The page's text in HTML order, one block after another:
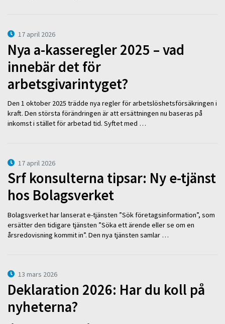
17 april 2026
Nya a-kasseregler 2025 – vad
innebär det för
arbetsgivarintyget?
Den 1 oktober 2025 trädde nya regler för arbetslöshetsförsäkringen i
kraft. Den största förändringen är att ersättningen nu baseras på
inkomst i stället för arbetad tid. Syftet med …
17 april 2026
Srf konsulterna tipsar: Ny e-tjänst
hos Bolagsverket
Bolagsverket har lanserat e-tjänsten ”Sök företagsinformation”, som
ersätter den tidigare tjänsten ”Söka ett ärende eller se om en
årsredovisning kommit in”. Den nya tjänsten samlar …
13 mars 2026
Deklaration 2026: Har du koll på
nyheterna?